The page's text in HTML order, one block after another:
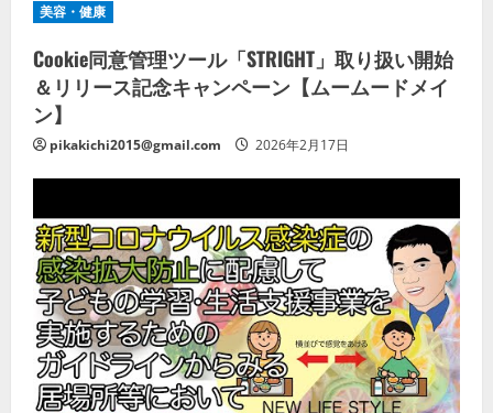
美容・健康
Cookie同意管理ツール「STRIGHT」取り扱い開始
＆リリース記念キャンペーン【ムームードメイ
ン】
pikakichi2015@gmail.com 2026年2月17日